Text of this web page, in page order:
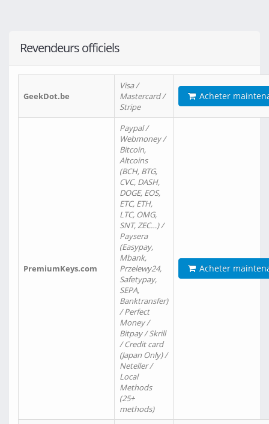
Revendeurs officiels
GeekDot.be
Visa /
Mastercard /
Stripe
Acheter
PremiumKeys.com
Paypal /
Webmoney /
Bitcoin,
Altcoins
(BCH, BTG,
CVC, DASH,
DOGE, EOS,
ETC, ETH,
LTC, OMG,
SNT, ZEC…) /
Paysera
(Easypay,
Mbank,
Przelewy24,
Safetypay,
SEPA,
Banktransfer)
/ Perfect
Money /
Bitpay / Skrill
/ Credit card
(Japan Only) /
Neteller /
Local
Methods
(25+
methods)
Acheter